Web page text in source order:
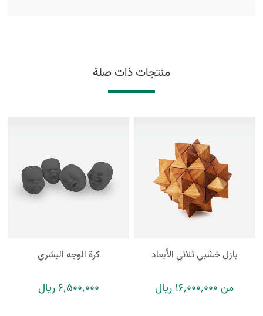
منتجات ذات صلة
بازل خشبي ثلاثي الأبعاد
من 16٬000٬000 ریال
كرة الوجه البشري
6٬500٬000 ریال